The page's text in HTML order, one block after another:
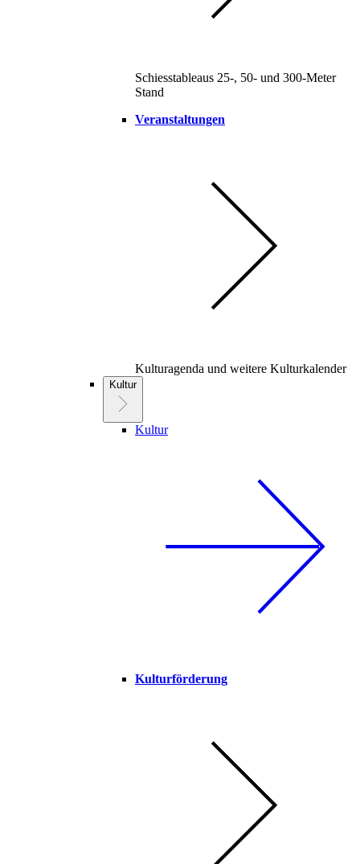
Schiesstableaus 25-, 50- und 300-Meter
Stand
Veranstaltungen
Kulturagenda und weitere Kulturkalender
Kultur
Kultur
Kulturförderung